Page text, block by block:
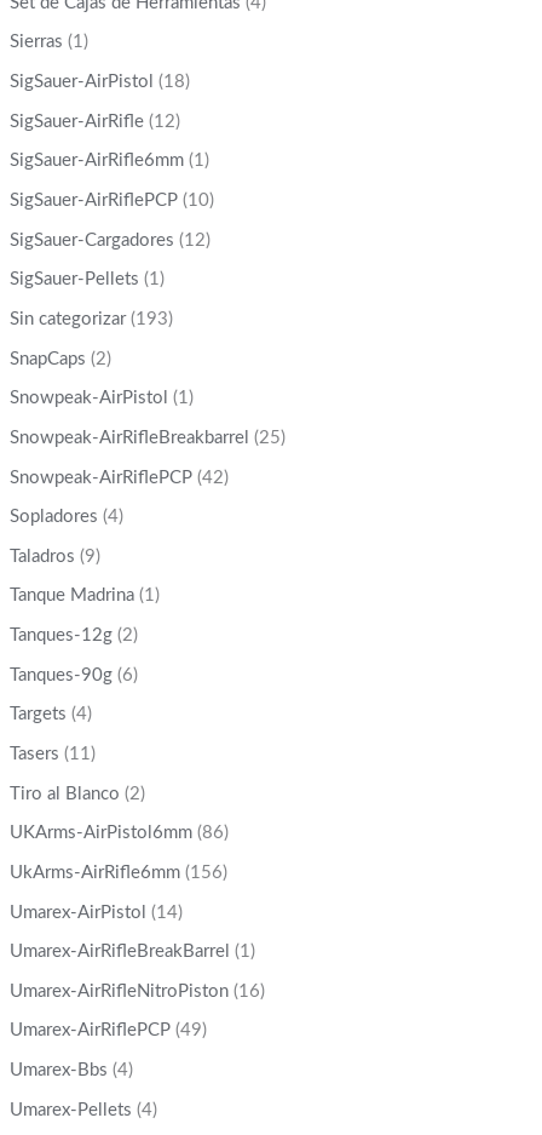
Sierras (1)
SigSauer-AirPistol (18)
SigSauer-AirRifle (12)
SigSauer-AirRifle6mm (1)
SigSauer-AirRiflePCP (10)
SigSauer-Cargadores (12)
SigSauer-Pellets (1)
Sin categorizar (193)
SnapCaps (2)
Snowpeak-AirPistol (1)
Snowpeak-AirRifleBreakbarrel (25)
Snowpeak-AirRiflePCP (42)
Sopladores (4)
Taladros (9)
Tanque Madrina (1)
Tanques-12g (2)
Tanques-90g (6)
Targets (4)
Tasers (11)
Tiro al Blanco (2)
UKArms-AirPistol6mm (86)
UkArms-AirRifle6mm (156)
Umarex-AirPistol (14)
Umarex-AirRifleBreakBarrel (1)
Umarex-AirRifleNitroPiston (16)
Umarex-AirRiflePCP (49)
Umarex-Bbs (4)
Umarex-Pellets (4)